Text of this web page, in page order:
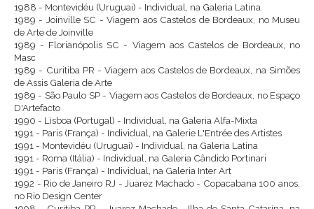
1988 - Montevidéu (Uruguai) - Individual, na Galeria Latina
1989 - Joinville SC - Viagem aos Castelos de Bordeaux, no Museu
de Arte de Joinville
1989 - Florianópolis SC - Viagem aos Castelos de Bordeaux, no
Masc
1989 - Curitiba PR - Viagem aos Castelos de Bordeaux, na Simões
de Assis Galeria de Arte
1989 - São Paulo SP - Viagem aos Castelos de Bordeaux, no Espaço
D'Artefacto
1990 - Lisboa (Portugal) - Individual, na Galeria Alfa-Mixta
1991 - Paris (França) - Individual, na Galerie L'Entrée des Artistes
1991 - Montevidéu (Uruguai) - Individual, na Galeria Latina
1991 - Roma (Itália) - Individual, na Galeria Cândido Portinari
1991 - Paris (França) - Individual, na Galeria Inter Art
1992 - Rio de Janeiro RJ - Juarez Machado - Copacabana 100 anos,
no Rio Design Center